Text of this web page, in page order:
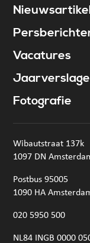
Vacatures
Fotografie
Wibautstraat 137k
1097 DN
Postbus 95005
1090 HA
020 5950 500
NL84 INGB 0000